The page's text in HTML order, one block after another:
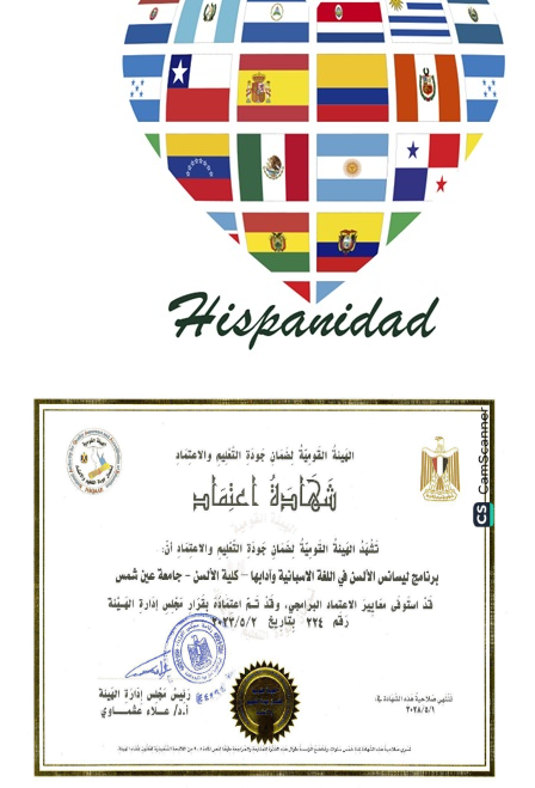
برنامج الترجمة المتخصصة في اللغة الإسبانية بنظام الساعات
المعتمدة
أعضاء هيئة التدريس والهيئة المعاونة
الهيكل التنظيمي